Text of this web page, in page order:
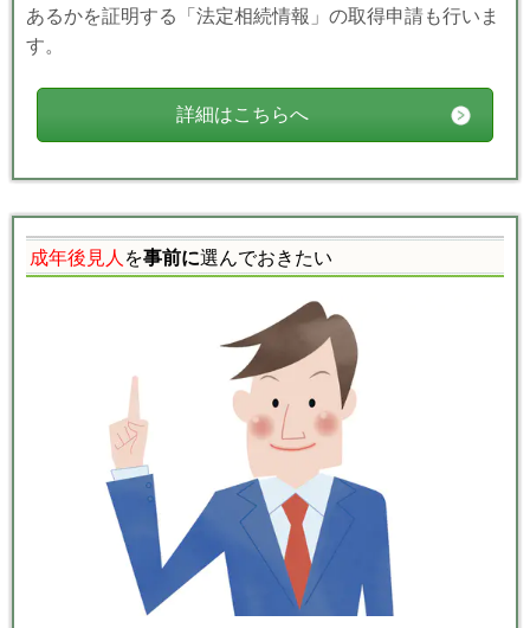
あるかを証明する「法定相続情報」の取得申請も行いま
す。
詳細はこちらへ
成年後見人 を事前に選んでおきたい